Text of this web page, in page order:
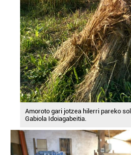
Amoroto gari jotzea hilerri pareko
Gabiola Idoiagabeitia.